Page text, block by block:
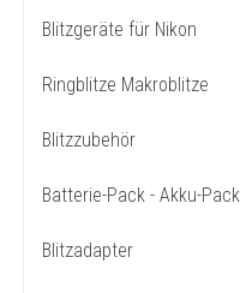
Blitzgeräte für Nikon
Ringblitze Makroblitze
Blitzzubehör
Batterie-Pack - Akku-Pack
Blitzadapter